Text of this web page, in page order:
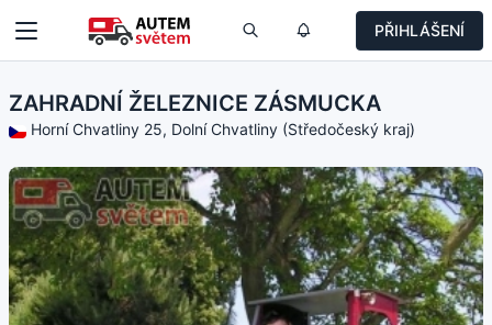
PŘIHLÁŠENÍ
ZAHRADNÍ ŽELEZNICE ZÁSMUCKA
Horní Chvatliny 25, Dolní Chvatliny (Středočeský kraj)